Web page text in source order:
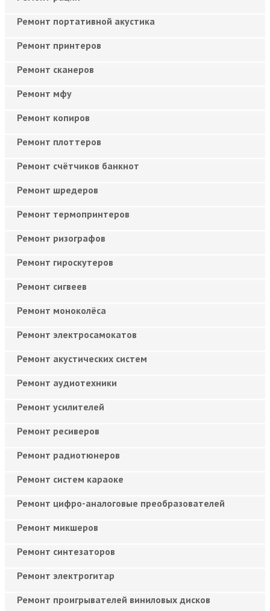
Ремонт портативной акустика
Ремонт принтеров
Ремонт сканеров
Ремонт мфу
Ремонт копиров
Ремонт плоттеров
Ремонт счётчиков банкнот
Ремонт шредеров
Ремонт термопринтеров
Ремонт ризографов
Ремонт гироскутеров
Ремонт сигвеев
Ремонт моноколёса
Ремонт электросамокатов
Ремонт акустических систем
Ремонт аудиотехники
Ремонт усилителей
Ремонт ресиверов
Ремонт радиотюнеров
Ремонт систем караоке
Ремонт цифро-аналоговые преобразователей
Ремонт микшеров
Ремонт синтезаторов
Ремонт электрогитар
Ремонт проигрывателей виниловых дисков